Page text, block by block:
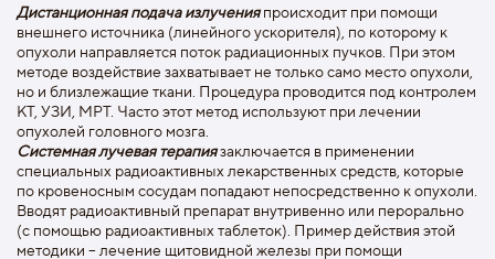
Дистанционная подача излученияпроисходит при помощи
внешнего источника (линейного ускорителя), по которому к
опухоли направляется поток радиационных пучков. При этом
методе воздействие захватывает не только само место опухоли,
но и близлежащие ткани. Процедура проводится под контролем
КТ, УЗИ, МРТ. Часто этот метод используют при лечении
опухолей головного мозга.
Системная лучевая терапиязаключается в применении
специальных радиоактивных лекарственных средств, которые
по кровеносным сосудам попадают непосредственно к опухоли.
Вводят радиоактивный препарат внутривенно или перорально
(с помощью радиоактивных таблеток). Пример действия этой
методики – лечение щитовидной железы при помощи